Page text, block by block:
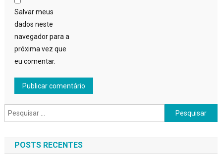
Salvar meus
dados neste
navegador para a
próxima vez que
eu comentar.
Pesquisar
por:
POSTS RECENTES